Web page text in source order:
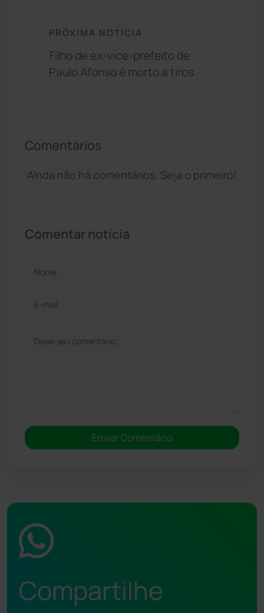
PRÓXIMA NOTÍCIA
Filho de ex-vice-prefeito de
Paulo Afonso é morto a tiros
Comentários
Ainda não há comentários. Seja o primeiro!
Comentar notícia
Compartilhe